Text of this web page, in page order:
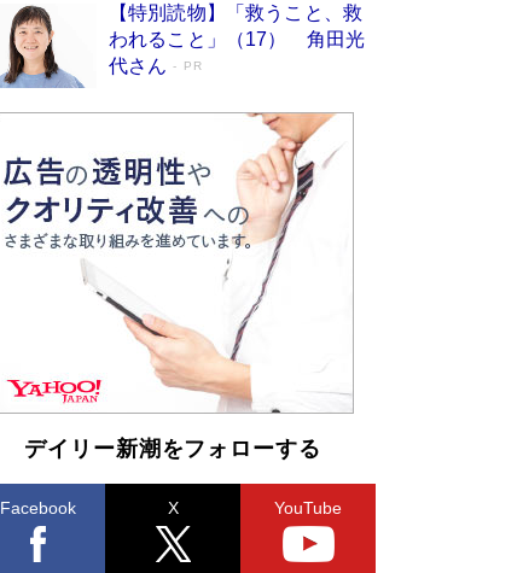
「なんで？ そんな馬鹿な……」90歳になった作
家・阿刀田高さんが、ひとり暮らしの生活を明か
す
Book Bang
人々が新たな一歩を踏み出す連作短篇集『海のほ
Book Bang
和田秀樹の70代、80代向け新書がベスト3を独
占 上半期1位にも選出［新書ベストセラー］
Book Bang
【特別読物】「救うこと、救
われること」（17） 角田光
代さん
PR
デイリー新潮をフォローする
Facebook X YouTube